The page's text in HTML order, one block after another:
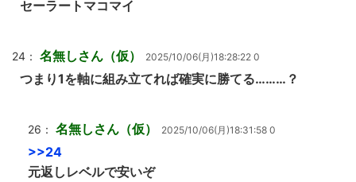
セーラートマコマイ
24： 名無しさん（仮） 2025/10/06(月)18:28:22 0
つまり1を軸に組み立てれば確実に勝てる………？
26： 名無しさん（仮） 2025/10/06(月)18:31:58 0
>>24
元返しレベルで安いぞ